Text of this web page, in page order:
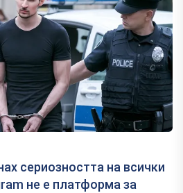
сериозността на всички
не е платформа за